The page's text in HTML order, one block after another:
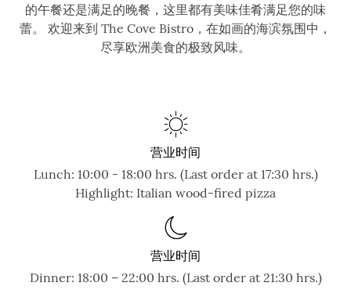
的午餐还是满足的晚餐，这里都有美味佳肴满足您的味
蕾。 欢迎来到 The Cove Bistro，在如画的海滨氛围中，
尽享欧洲美食的极致风味。
营业时间
Lunch: 10:00 - 18:00 hrs. (Last order at 17:30 hrs.)
Highlight: Italian wood-fired pizza
营业时间
Dinner: 18:00 – 22:00 hrs. (Last order at 21:30 hrs.)